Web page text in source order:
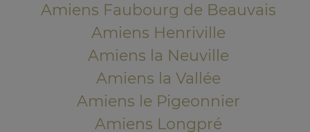
Amiens Faubourg de Beauvais
Amiens Henriville
Amiens la Neuville
Amiens la Vallée
Amiens le Pigeonnier
Amiens Longpré